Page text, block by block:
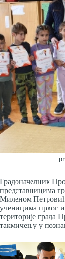
Градоначелник
представницима
Миленом
ученицима првог и
територије града
такмичењу у